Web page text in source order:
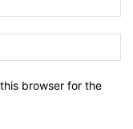
browser for the